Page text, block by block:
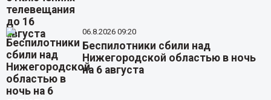
06.8.2026 09:20
Беспилотники сбили над
Нижегородской областью в ночь
на 6 августа